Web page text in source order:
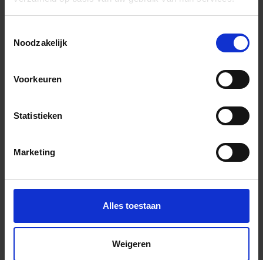
Noodzakelijk
Voorkeuren
Statistieken
Marketing
Alles toestaan
Weigeren
+31 (0) 478 - 69 11 63 Productaanvraag
Mflor Authentic Hervik Indrukken